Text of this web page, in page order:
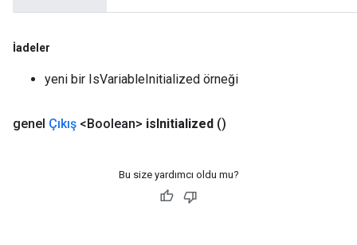
İadeler
yeni bir IsVariableInitialized örneği
genel Çıkış <Boolean> isInitialized ()
Bu size yardımcı oldu mu?